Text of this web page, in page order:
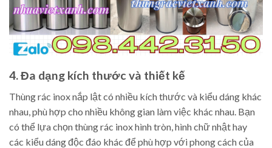
4. Đa dạng kích thước và thiết kế
Thùng rác inox nắp lật có nhiều kích thước và kiểu dáng khác
nhau, phù hợp cho nhiều không gian làm việc khác nhau. Bạn
có thể lựa chọn thùng rác inox hình tròn, hình chữ nhật hay
các kiểu dáng độc đáo khác để phù hợp với phong cách của